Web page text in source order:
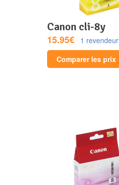
canon cli-8y
15.95€
1 revendeur
Comparer les prix